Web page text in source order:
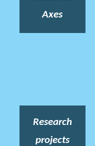
Axes
Research
projects